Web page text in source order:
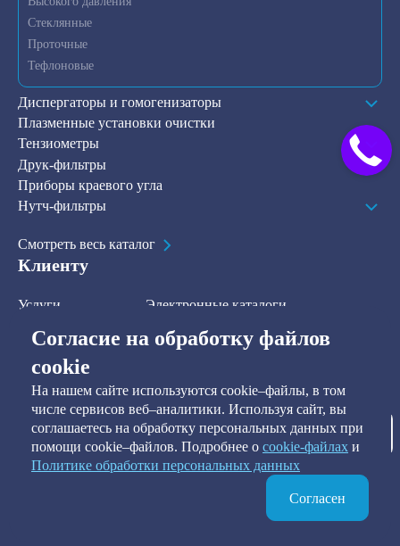
Согласие на обработку файлов
cookie
На нашем сайте используются cookie–файлы, в том
числе сервисов веб–аналитики. Используя сайт, вы
соглашаетесь на обработку персональных данных при
помощи cookie–файлов. Подробнее о сookie-файлах и
Политике обработки персональных данных
Согласен
Стеклянные
Проточные
Тефлоновые
Диспергаторы и гомогенизаторы
Плазменные установки очистки
Тензиометры
Друк-фильтры
Приборы краевого угла
Нутч-фильтры
Смотреть весь каталог
Клиенту
Услуги
В наличии на складе
Электронные каталоги
Контакты
Наша рассылка
Подписаться
Я предоставляю согласие на обработку персональных данных, а
также подтверждаю ознакомление и согласие с